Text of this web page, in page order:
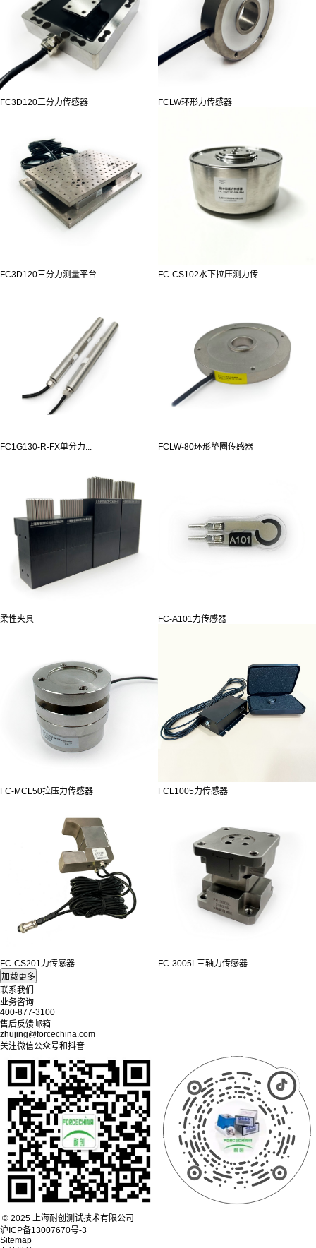
FC3D120三分力传感器 FCLW环形力传感器
FC3D120三分力测量平台 FC-CS102水下拉压测力传...
FC1G130-R-FX单分力... FCLW-80环形垫圈传感器
柔性夹具 FC-A101力传感器
FC-MCL50拉压力传感器 FCL1005力传感器
FC-CS201力传感器 FC-3005L三轴力传感器
联系我们
业务咨询
400-877-3100
售后反馈邮箱
zhujing@forcechina.com
关注微信公众号和抖音
© 2025 上海耐创测试技术有限公司
沪ICP备13007670号-3
Sitemap